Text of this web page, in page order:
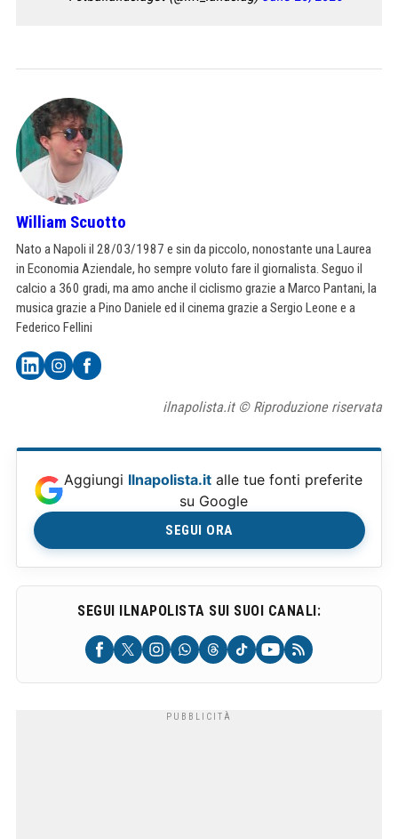
William Scuotto
Nato a Napoli il 28/03/1987 e sin da piccolo, nonostante una Laurea
in Economia Aziendale, ho sempre voluto fare il giornalista. Seguo il
calcio a 360 gradi, ma amo anche il ciclismo grazie a Marco Pantani, la
musica grazie a Pino Daniele ed il cinema grazie a Sergio Leone e a
Federico Fellini
ilnapolista.it © Riproduzione riservata
Aggiungi Ilnapolista.it alle tue fonti preferite
su Google
SEGUI ORA
SEGUI ILNAPOLISTA SUI SUOI CANALI: